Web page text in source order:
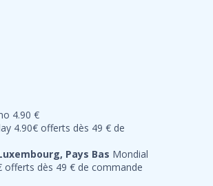
4.90 €
4.90€ offerts dès 49 € de
Pays Bas Mondial
offerts dès 49 € de commande